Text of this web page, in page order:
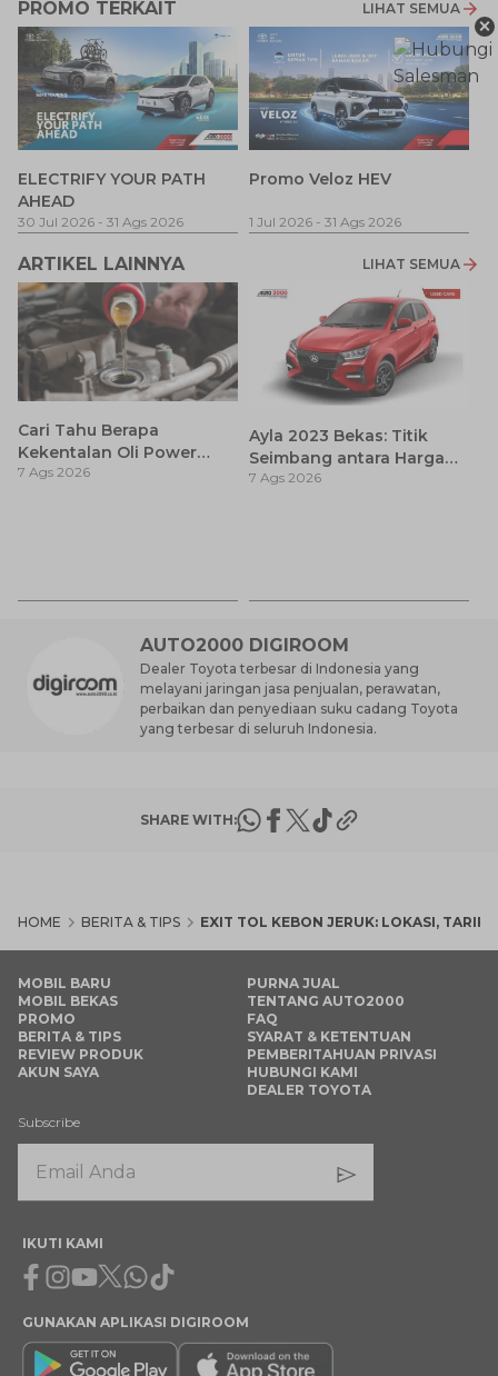
PROMO TERKAIT LIHAT SEMUA
ELECTRIFY YOUR PATH
AHEAD
30 Jul 2026 - 31 Ags 2026
Promo Veloz HEV
1 Jul 2026 - 31 Ags 2026
ARTIKEL LAINNYA LIHAT SEMUA
Cari Tahu Berapa
Kekentalan Oli Power
Steering dan Tips
7 Ags 2026
Ayla 2023 Bekas: Titik
Seimbang antara Harga
dan Pembaruan Teknologi
7 Ags 2026
AUTO2000 DIGIROOM
Dealer Toyota terbesar di Indonesia yang
melayani jaringan jasa penjualan, perawatan,
perbaikan dan penyediaan suku cadang Toyota
yang terbesar di seluruh Indonesia.
SHARE WITH:
HOME BERITA & TIPS EXIT TOL KEBON JERUK: LOKASI, TARIF
×
MOBIL BARU
MOBIL BEKAS
PROMO
BERITA & TIPS
REVIEW PRODUK
AKUN SAYA
PURNA JUAL
TENTANG AUTO2000
FAQ
SYARAT & KETENTUAN
PEMBERITAHUAN PRIVASI
HUBUNGI KAMI
DEALER TOYOTA
Subscribe
IKUTI KAMI
Facebook
Instagram
Youtube
X Whatsapp
Tiktok
GUNAKAN APLIKASI DIGIROOM